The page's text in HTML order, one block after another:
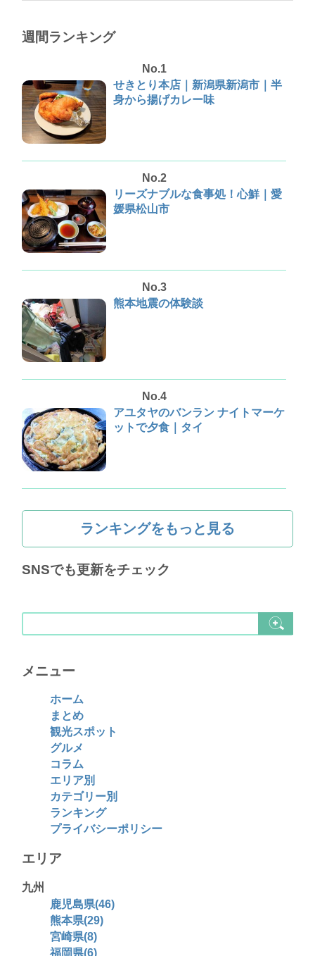
週間ランキング
No.1
せきとり本店｜新潟県新潟市｜半
身から揚げカレー味
No.2
リーズナブルな食事処！心鮮｜愛
媛県松山市
No.3
熊本地震の体験談
No.4
アユタヤのバンラン ナイトマーケ
ットで夕食｜タイ
ランキングをもっと見る
SNSでも更新をチェック
メニュー
ホーム
まとめ
観光スポット
グルメ
コラム
エリア別
カテゴリー別
ランキング
プライバシーポリシー
エリア
九州
鹿児島県(46)
熊本県(29)
宮崎県(8)
福岡県(6)